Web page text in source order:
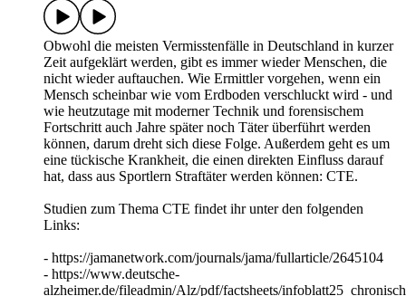
Obwohl die meisten Vermisstenfälle in Deutschland in kurzer
Zeit aufgeklärt werden, gibt es immer wieder Menschen, die
nicht wieder auftauchen. Wie Ermittler vorgehen, wenn ein
Mensch scheinbar wie vom Erdboden verschluckt wird - und
wie heutzutage mit moderner Technik und forensischem
Fortschritt auch Jahre später noch Täter überführt werden
können, darum dreht sich diese Folge. Außerdem geht es um
eine tückische Krankheit, die einen direkten Einfluss darauf
hat, dass aus Sportlern Straftäter werden können: CTE.
Studien zum Thema CTE findet ihr unter den folgenden
Links:
- https://jamanetwork.com/journals/jama/fullarticle/2645104
- https://www.deutsche-
alzheimer.de/fileadmin/Alz/pdf/factsheets/